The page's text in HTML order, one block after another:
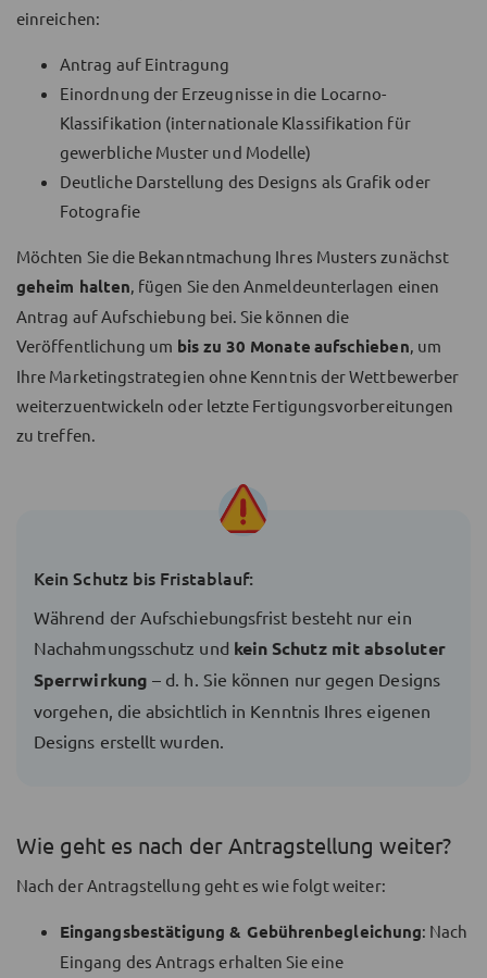
einreichen:
Antrag auf Eintragung
Einordnung der Erzeugnisse in die Locarno-
Klassifikation (internationale Klassifikation für
gewerbliche Muster und Modelle)
Deutliche Darstellung des Designs als Grafik oder
Fotografie
Möchten Sie die Bekanntmachung Ihres Musters zunächst
geheim halten, fügen Sie den Anmeldeunterlagen einen
Antrag auf Aufschiebung bei. Sie können die
Veröffentlichung um bis zu 30 Monate aufschieben, um
Ihre Marketingstrategien ohne Kenntnis der Wettbewerber
weiterzuentwickeln oder letzte Fertigungsvorbereitungen
zu treffen.
Kein Schutz bis Fristablauf:
Während der Aufschiebungsfrist besteht nur ein
Nachahmungsschutz und kein Schutz mit absoluter
Sperrwirkung – d. h. Sie können nur gegen Designs
vorgehen, die absichtlich in Kenntnis Ihres eigenen
Designs erstellt wurden.
Wie geht es nach der Antragstellung weiter?
Nach der Antragstellung geht es wie folgt weiter:
Eingangsbestätigung & Gebührenbegleichung: Nach
Eingang des Antrags erhalten Sie eine